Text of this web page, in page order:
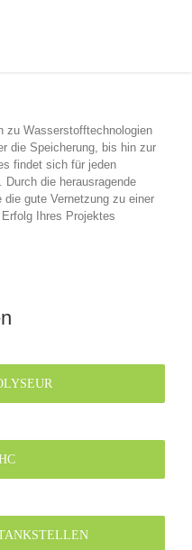
zu Wasserstofftechnologien
die Speicherung, bis hin zur
findet sich für jeden
die herausragende
die gute Vernetzung zu einer
Ihres Projektes